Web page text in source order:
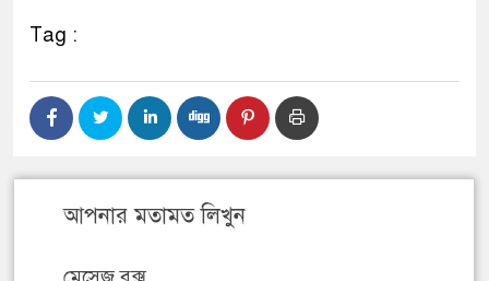
Tag :
আপনার মতামত লিখুন
মেসেজ বক্স